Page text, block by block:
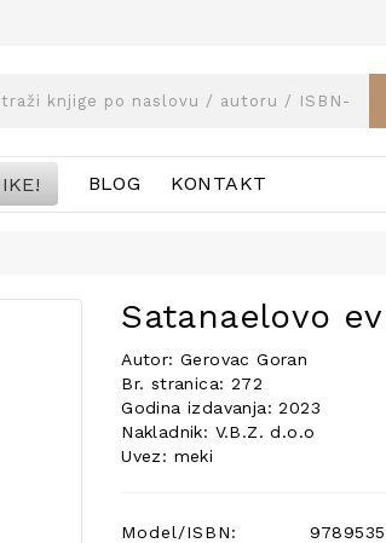
BLOG KONTAKT
Satanaelovo
Autor: Gerovac Goran
Br. stranica: 272
Godina izdavanja: 2023
Nakladnik: V.B.Z. d.o.o
Uvez: meki
Model/ISBN: